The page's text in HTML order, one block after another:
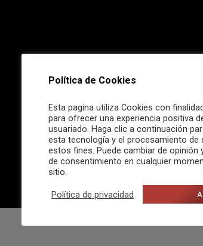
Política de Cookies
Esta pagina utiliza Cookies con
para ofrecer una experiencia positiva
usuariado. Haga clic a continuación
esta tecnología y el procesamiento de
estos fines. Puede cambiar de opinión
de consentimiento en cualquier
sitio.
Política de privacidad